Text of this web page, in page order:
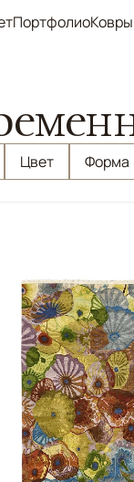
ПортфолиоКовры
Цвет Форма